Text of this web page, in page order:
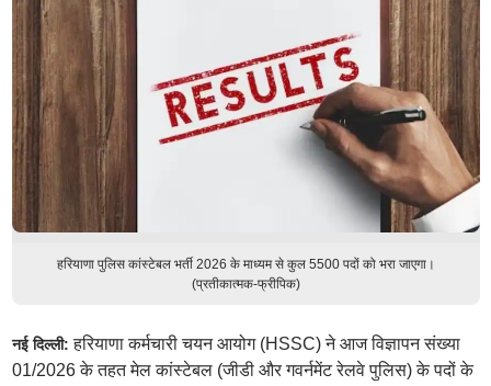
हरियाणा पुलिस कांस्टेबल भर्ती 2026 के माध्यम से कुल 5500 पदों को भरा जाएगा।
(प्रतीकात्मक-फ्रीपिक)
नई दिल्ली:हरियाणा कर्मचारी चयन आयोग (HSSC) ने आज विज्ञापन संख्या
01/2026 के तहत मेल कांस्टेबल (जीडी और गवर्नमेंट रेलवे पुलिस) के पदों के